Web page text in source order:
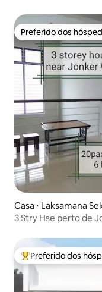
Preferido dos
Preferido dos
Casa ⋅ Laksamana
3 Stry Hse perto de
Entre os melhores
Preferido dos